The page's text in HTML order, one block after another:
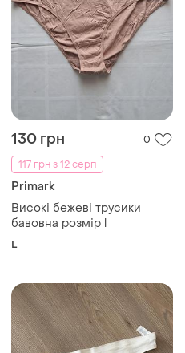
130 грн
0
117 грн з 12 серп
Primark
Високі бежеві трусики
бавовна розмір l
L